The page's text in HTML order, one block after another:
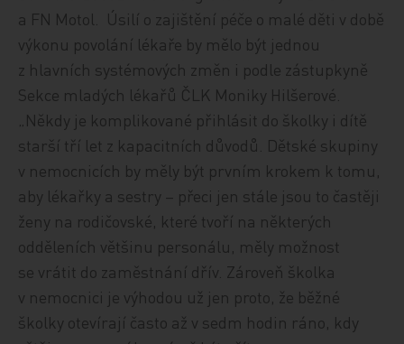
a FN Motol. Úsilí o zajištění péče o malé děti v době
výkonu povolání lékaře by mělo být jednou
z hlavních systémových změn i podle zástupkyně
Sekce mladých lékařů ČLK Moniky Hilšerové.
„Někdy je komplikované přihlásit do školky i dítě
starší tří let z kapacitních důvodů. Dětské skupiny
v nemocnicích by měly být prvním krokem k tomu,
aby lékařky a sestry – přeci jen stále jsou to častěji
ženy na rodičovské, které tvoří na některých
odděleních většinu personálu, měly možnost
se vrátit do zaměstnání dřív. Zároveň školka
v nemocnici je výhodou už jen proto, že běžné
školky otevírají často až v sedm hodin ráno, kdy